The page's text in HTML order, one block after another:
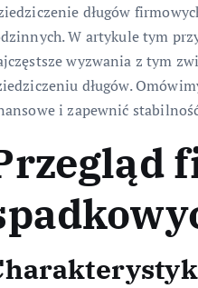
długów
W artykule tym
wyzwania z tym
długów.
i zapewnić